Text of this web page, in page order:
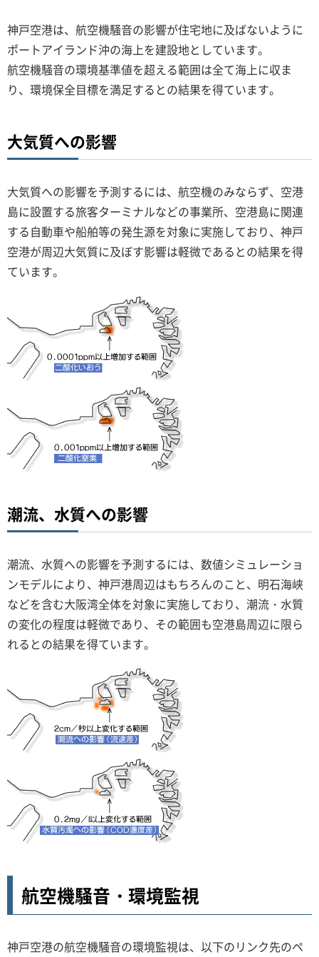
神戸空港は、航空機騒音の影響が住宅地に及ばないように
ポートアイランド沖の海上を建設地としています。
航空機騒音の環境基準値を超える範囲は全て海上に収ま
り、環境保全目標を満足するとの結果を得ています。
大気質への影響
大気質への影響を予測するには、航空機のみならず、空港
島に設置する旅客ターミナルなどの事業所、空港島に関連
する自動車や船舶等の発生源を対象に実施しており、神戸
空港が周辺大気質に及ぼす影響は軽微であるとの結果を得
ています。
潮流、水質への影響
潮流、水質への影響を予測するには、数値シミュレーショ
ンモデルにより、神戸港周辺はもちろんのこと、明石海峡
などを含む大阪湾全体を対象に実施しており、潮流・水質
の変化の程度は軽微であり、その範囲も空港島周辺に限ら
れるとの結果を得ています。
航空機騒音・環境監視
神戸空港の航空機騒音の環境監視は、以下のリンク先のペ